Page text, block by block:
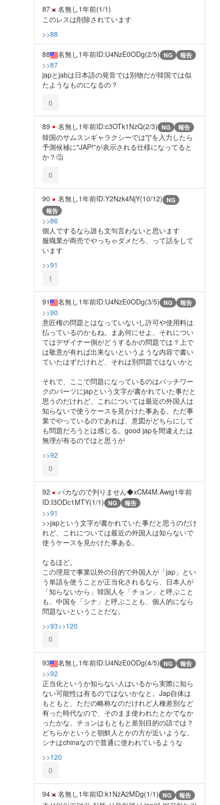
87 名無し1年前(1/1)
このレスは削除されています
>>88
88 名無し1年前ID:U4NzE0ODg(2/5) NG 報告
>>87
japとjabは日本語の発音では別物だが韓国では似
たようなものになるの？
0
89 名無し1年前ID:c3OTk1NzQ(2/3) NG 報告
韓国のサムスンギャラクシーでは"j"を入力したら
予測候補に"JAP!"が表示される仕様になってると
か？🤔
0
90 名無し1年前ID:Y2Nzk4NjY(10/12) NG
報告
>>86
個人でするなら誰も文句言わないと思います
服職業が商売でやっちゃダメだろ、って話をして
います
>>91
1
91 名無し1年前ID:U4NzE0ODg(3/5) NG 報告
>>90
意匠権の問題とはなっていないし許可や使用料は
払っているのかもね。まあ何にせよ、それについ
てはデザイナー側がどうするかの問題では？上で
は敬意が有れば出来ないというような内容で書い
ていたはずだけれど、それは別問題ではないかと
それで、ここで問題になっているのはパッチワー
クのパーツにjapという文字が書かれていた事だと
思うのだけれど、これについては最近の外国人は
知らないで使うケースを見かけた事ある。ただ事
業でやっているのであれば、意図がどちらにして
も問題だろうとは感じる。good japを間違えたは
無理が有るのではと思うが
>>92
0
92 バカなので判りません◆xCM4M.Awig1年前
ID:I3ODc1MTY(1/1) NG 報告
>>91
>>japという文字が書かれていた事だと思うのだけ
れど、これについては最近の外国人は知らないで
使うケースを見かけた事ある。
なるほど。
この理屈で事業以外の目的で外国人が「jap」とい
う単語を使うことが正当化されるなら、日本人が
「知らないから」韓国人を「チョン」と呼ぶこと
も、中国を「シナ」と呼ぶことも、個人的になら
問題ないということだな。
>>93>>120
0
93 名無し1年前ID:U4NzE0ODg(4/5) NG 報告
>>92
正当化というか知らない人はいるから実際に知ら
ない可能性は有るのではないかなと。Jap自体は
もともと、ただの略称なのだけれど人種差別など
有った時代なので、そのまま使われたとかでなか
ったかな。チョンはもともと差別目的の語では？
どちらかというと朝鮮人とかの方が近いような。
シナはchinaなので普通に使われているような
>>120
0
94 名無し1年前ID:k1NzA2MDg(1/1) NG 報告